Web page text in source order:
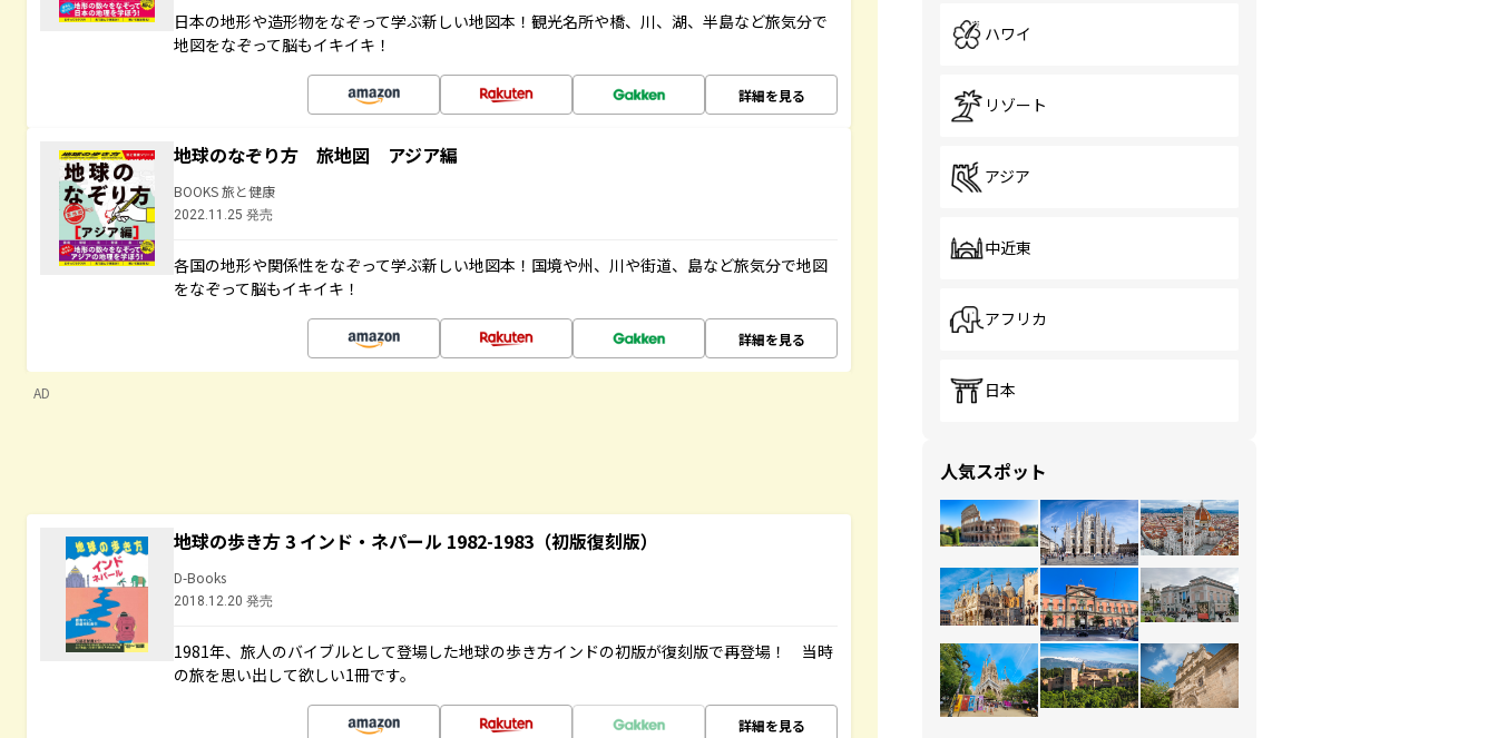
日本の地形や造形物をなぞって学ぶ新しい地図本！観光名所や橋、川、湖、半島など旅気分で
地図をなぞって脳もイキイキ！
詳細を見る
地球のなぞり方 旅地図 アジア編
BOOKS 旅と健康
2022.11.25 発売
各国の地形や関係性をなぞって学ぶ新しい地図本！国境や州、川や街道、島など旅気分で地図
をなぞって脳もイキイキ！
詳細を見る
AD
地球の歩き方 3 インド・ネパール 1982-1983（初版復刻版）
D-Books
2018.12.20 発売
1981年、旅人のバイブルとして登場した地球の歩き方インドの初版が復刻版で再登場！ 当時
の旅を思い出して欲しい1冊です。
詳細を見る
ハワイ
リゾート
アジア
中近東
アフリカ
日本
人気スポット